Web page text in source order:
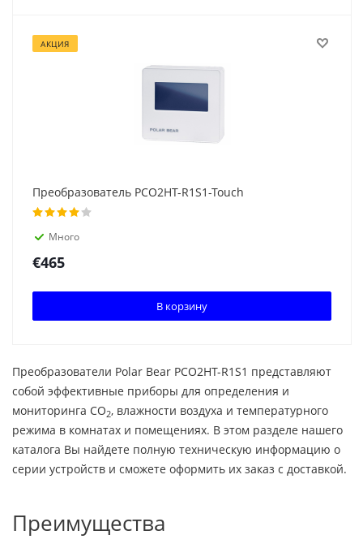
АКЦИЯ
Преобразователь PCO2HT-R1S1-Touch
Много
€465
В корзину
Преобразователи Polar Bear PCO2HT-R1S1 представляют
собой эффективные приборы для определения и
мониторинга CO2, влажности воздуха и температурного
режима в комнатах и помещениях. В этом разделе нашего
каталога Вы найдете полную техническую информацию о
серии устройств и сможете оформить их заказ с доставкой.
Преимущества